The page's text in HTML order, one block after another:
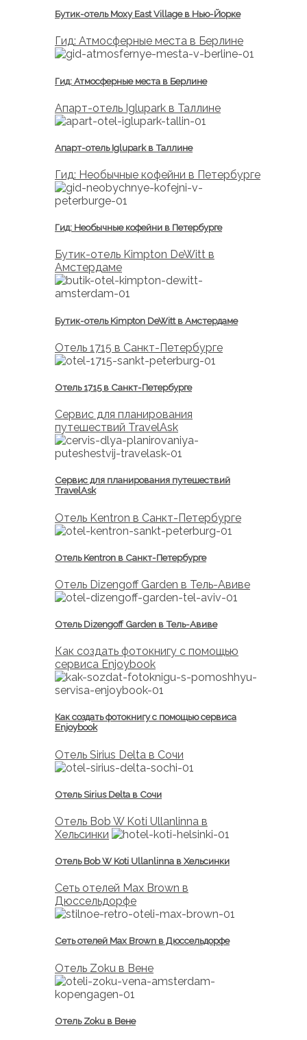
Бутик-отель Moxy East Village в Нью-Йорке
Гид: Атмосферные места в Берлине
Гид: Атмосферные места в Берлине
Апарт-отель Iglupark в Таллине
Апарт-отель Iglupark в Таллине
Гид: Необычные кофейни в Петербурге
Гид: Необычные кофейни в Петербурге
Бутик-отель Kimpton DeWitt в
Амстердаме
Бутик-отель Kimpton DeWitt в Амстердаме
Отель 1715 в Санкт-Петербурге
Отель 1715 в Санкт-Петербурге
Cервис для планирования
путешествий TravelAsk
Cервис для планирования путешествий
TravelAsk
Отель Kentron в Санкт-Петербурге
Отель Kentron в Санкт-Петербурге
Отель Dizengoff Garden в Тель-Авиве
Отель Dizengoff Garden в Тель-Авиве
Как создать фотокнигу с помощью
сервиса Enjoybook
Как создать фотокнигу с помощью сервиса
Enjoybook
Отель Sirius Delta в Сочи
Отель Sirius Delta в Сочи
Отель Bob W Koti Ullanlinna в
Хельсинки
Отель Bob W Koti Ullanlinna в Хельсинки
Сеть отелей Max Brown в
Дюссельдорфе
Сеть отелей Max Brown в Дюссельдорфе
Отель Zoku в Вене
Отель Zoku в Вене